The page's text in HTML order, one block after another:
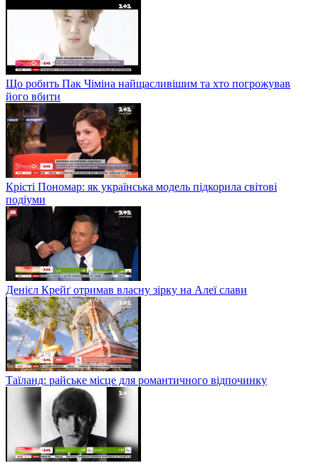
Що робить Пак Чіміна найщасливішим та хто погрожував
його вбити
Крісті Пономар: як українська модель підкорила світові
подіуми
Денієл Крейґ отримав власну зірку на Алеї слави
Таїланд: райське місце для романтичного відпочинку